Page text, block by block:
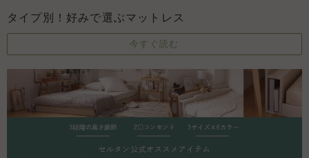
タイプ別！好みで選ぶマットレス
今すぐ読む